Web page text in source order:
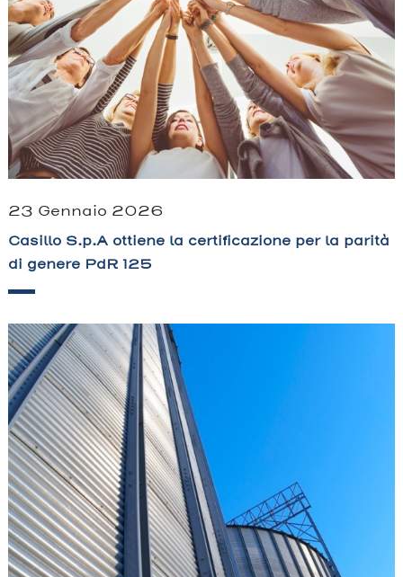
23 Gennaio 2026
Casillo S.p.A ottiene la certificazione per la parità
di genere PdR 125